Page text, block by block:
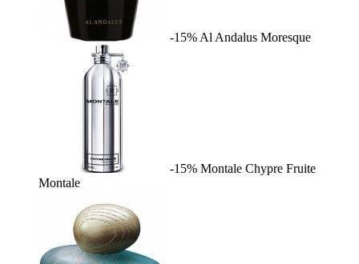
-15% Al Andalus Moresque
-15% Montale Chypre Fruite
Montale